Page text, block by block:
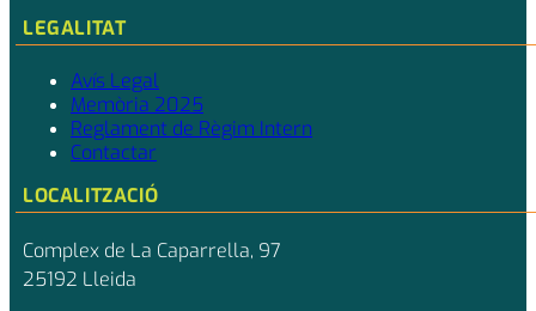
LEGALITAT
Avís Legal
Memòria 2025
Reglament de Règim Intern
Contactar
LOCALITZACIÓ
Complex de La Caparrella, 97
25192 Lleida